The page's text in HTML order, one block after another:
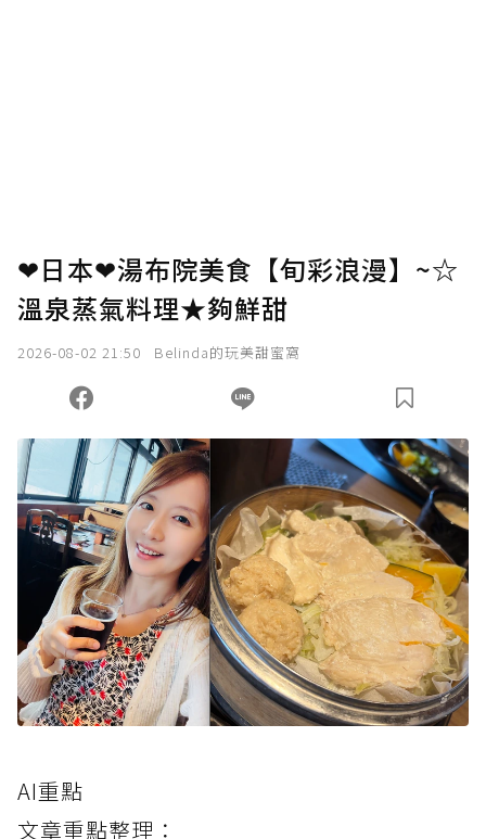
❤日本❤湯布院美食【旬彩浪漫】~☆
溫泉蒸氣料理★夠鮮甜
2026-08-02 21:50 Belinda的玩美甜蜜窩
AI重點
文章重點整理：